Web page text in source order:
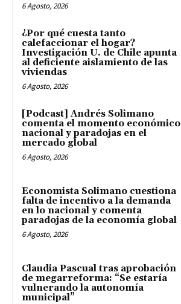
6 Agosto, 2026
¿Por qué cuesta tanto
calefaccionar el hogar?
Investigación U. de Chile apunta
al deficiente aislamiento de las
viviendas
6 Agosto, 2026
[Podcast] Andrés Solimano
comenta el momento económico
nacional y paradojas en el
mercado global
6 Agosto, 2026
Economista Solimano cuestiona
falta de incentivo a la demanda
en lo nacional y comenta
paradojas de la economía global
6 Agosto, 2026
Claudia Pascual tras aprobación
de megarreforma: “Se estaría
vulnerando la autonomía
municipal”